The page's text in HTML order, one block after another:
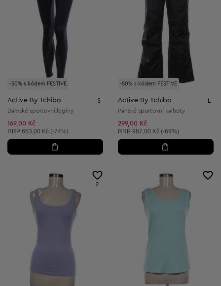
-50% s kódem FESTIVE
Active By Tchibo S
Dámské sportovní legíny
169,00 Kč
Doporučená cena:
RRP 653,00 Kč (-74%)
-50% s kódem FESTIVE
Active By Tchibo L
Pánské sportovní kalhoty
299,00 Kč
Doporučená cena:
RRP 987,00 Kč (-69%)
2